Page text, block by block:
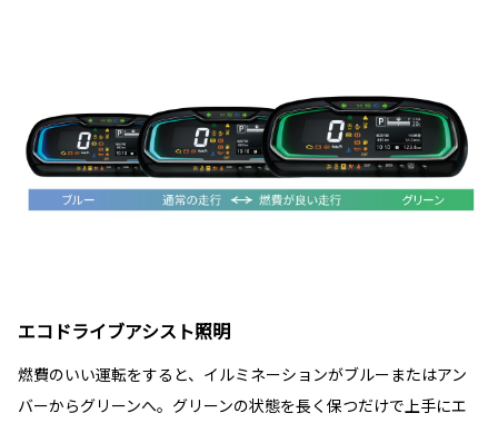
エコドライブアシスト照明
燃費のいい運転をすると、イルミネーションがブルーまたはアン
バーからグリーンへ。グリーンの状態を長く保つだけで上手にエ